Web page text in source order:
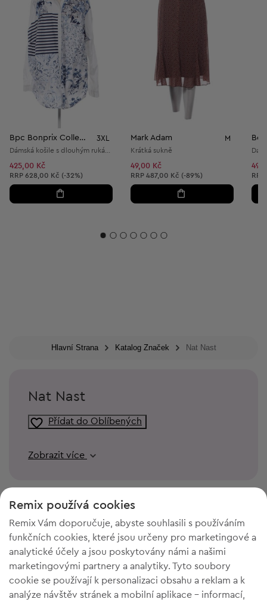
Bpc Bonprix Collection 3XL
425,00 Kč
Doporučená cena:
RRP 628,00 Kč (-32%)
Mark Adam M
Krátká sukně
49,00 Kč
Doporučená cena:
RRP 487,00 Kč (-89%) RRP
Hlavní Strana Katalog Značek Nat Nast
Nat Nast
Přídat do Oblíbených
Zobrazit více
POTŘEBUJETE PROSTOR VE
Remix používá cookies
Remix Vám doporučuje, abyste souhlasili s používáním
funkčních cookies, které jsou určeny pro marketingové a
analytické účely a jsou poskytovány námi a našimi
marketingovými partnery a analytiky. Tyto soubory
cookie se používají k personalizaci obsahu a reklam a k
analýze návštěv stránek a mobilní aplikace - informací,